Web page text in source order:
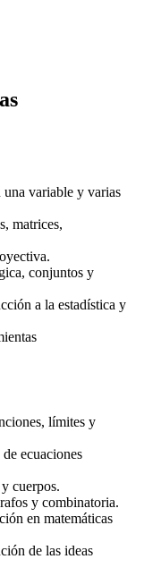
una variable y varias
matrices,
conjuntos y
a la estadística y
límites y
ecuaciones
cuerpos.
y combinatoria.
en matemáticas
de las ideas